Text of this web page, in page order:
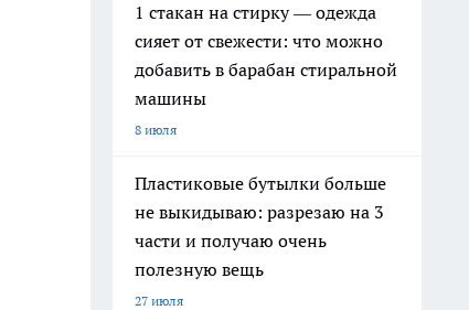
1 стакан на стирку — одежда
сияет от свежести: что можно
добавить в барабан стиральной
машины
8 июля
Пластиковые бутылки больше
не выкидываю: разрезаю на 3
части и получаю очень
полезную вещь
27 июля